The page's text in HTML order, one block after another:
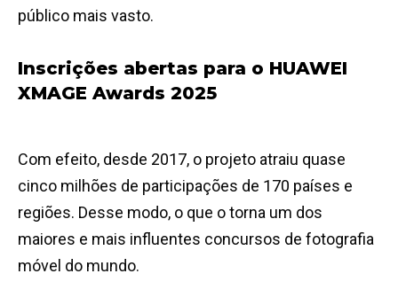
público mais vasto.
Inscrições abertas para o HUAWEI
XMAGE Awards 2025
Com efeito, desde 2017, o projeto atraiu quase
cinco milhões de participações de 170 países e
regiões. Desse modo, o que o torna um dos
maiores e mais influentes concursos de fotografia
móvel do mundo.